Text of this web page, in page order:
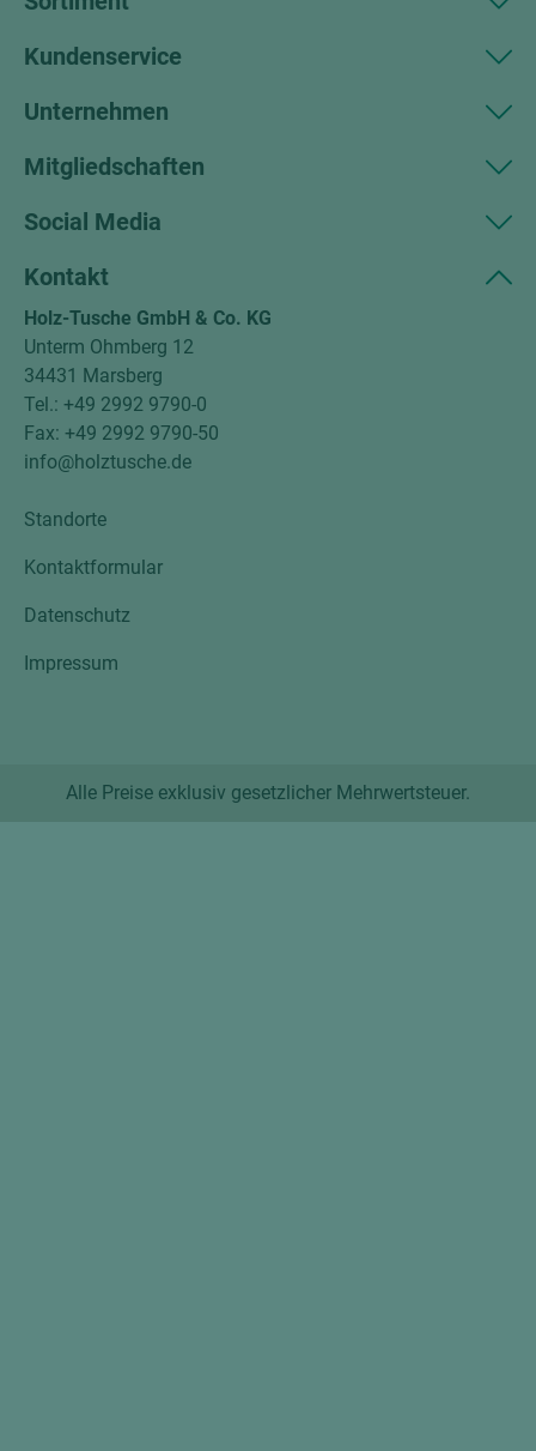
Kundenservice
Unternehmen
Mitgliedschaften
Social Media
Kontakt
Holz-Tusche GmbH & Co. KG
Unterm Ohmberg 12
34431 Marsberg
Tel.: +49 2992 9790-0
Fax: +49 2992 9790-50
info@holztusche.de
Standorte
Kontaktformular
Datenschutz
Impressum
Alle Preise exklusiv gesetzlicher Mehrwertsteuer.